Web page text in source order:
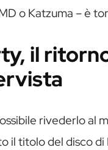
o Katzuma – è
il
rivederlo al
il titolo del disco